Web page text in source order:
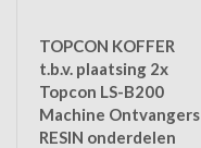
TOPCON KOFFER
t.b.v. plaatsing 2x
Topcon LS-B200
Machine Ontvangers
RESIN onderdelen